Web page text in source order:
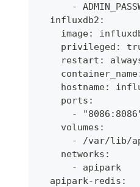
-
  influxdb2:
image:
privileged:
restart:
hostname:
    ports:
-
    volumes:
- /var/lib/
    networks:
      - apipark
  apipark-redis: